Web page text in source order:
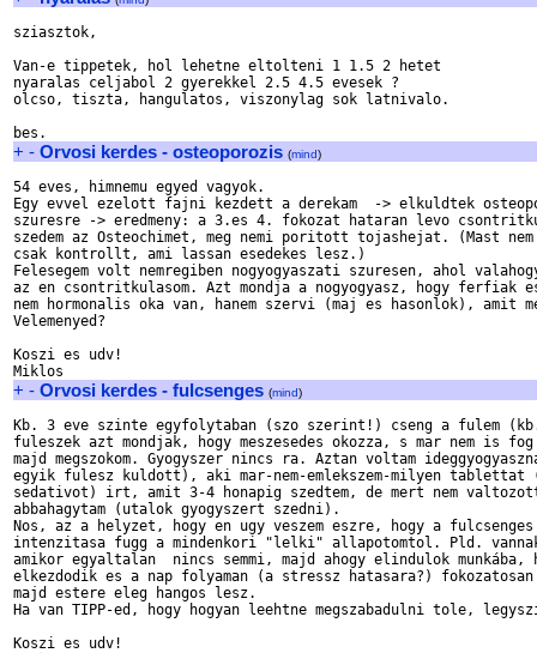
sziasztok,
Van-e tippetek, hol lehetne eltolteni 1 1.5 2 hetet
nyaralas celjabol 2 gyerekkel 2.5 4.5 evesek ?
olcso, tiszta, hangulatos, viszonylag sok latnivalo.
+ - Orvosi kerdes - osteoporozis (mind)
54 eves, himnemu egyed vagyok.
Egy evvel ezelott fajni kezdett a derekam  -> elkuldtek
szuresre -> eredmeny: a 3.es 4. fokozat hataran levo
szedem az Osteochimet, meg nemi poritott tojashejat. (Mast
csak kontrollt, ami lassan esedekes lesz.)
Felesegem volt nemregiben nogyogyaszati szuresen, ahol
az en csontritkulasom. Azt mondja a nogyogyasz, hogy ferfiak
nem hormonalis oka van, hanem szervi (maj es hasonlok), amit
Velemenyed?
Koszi es udv!
+ - Orvosi kerdes - fulcsenges (mind)
Kb. 3 eve szinte egyfolytaban (szo szerint!) cseng a fulem
fuleszek azt mondjak, hogy meszesedes okozza, s mar nem is
majd megszokom. Gyogyszer nincs ra. Aztan voltam
egyik fulesz kuldott), aki mar-nem-emlekszem-milyen tablettat
sedativot) irt, amit 3-4 honapig szedtem, de mert nem
abbahagytam (utalok gyogyszert szedni).
Nos, az a helyzet, hogy en ugy veszem eszre, hogy a
intenzitasa fugg a mindenkori "lelki" allapotomtol. Pld.
amikor egyaltalan  nincs semmi, majd ahogy elindulok munkába,
elkezdodik es a nap folyaman (a stressz hatasara?)
majd estere eleg hangos lesz.
Ha van TIPP-ed, hogy hogyan leehtne megszabadulni tole,
Koszi es udv!